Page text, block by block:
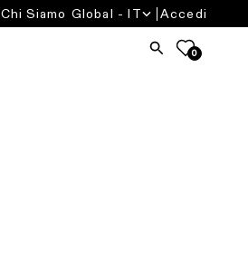
0
Chi Siamo Global - IT Accedi